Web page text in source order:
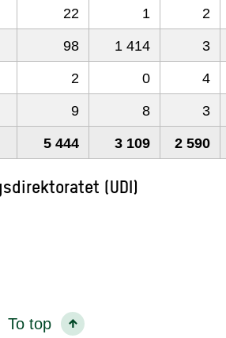
22 1 2
98 1 414 3
2 0 4
9 8 3
5 444 3 109 2 590
(UDI)
To top